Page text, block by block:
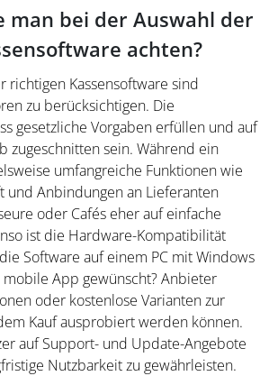
man bei der Auswahl der
achten?
richtigen Kassensoftware sind
zu berücksichtigen. Die
gesetzliche Vorgaben erfüllen und auf
zugeschnitten sein. Während ein
umfangreiche Funktionen wie
und Anbindungen an Lieferanten
oder Cafés eher auf einfache
ist die Hardware-Kompatibilität
Software auf einem PC mit Windows
App gewünscht? Anbieter
oder kostenlose Varianten zur
Kauf ausprobiert werden können.
auf Support- und Update-Angebote
Nutzbarkeit zu gewährleisten.